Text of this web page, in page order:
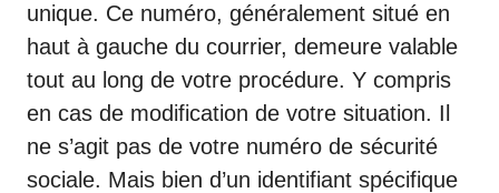
unique. Ce numéro, généralement situé en
haut à gauche du courrier, demeure valable
tout au long de votre procédure. Y compris
en cas de modification de votre situation. Il
ne s’agit pas de votre numéro de sécurité
sociale. Mais bien d’un identifiant spécifique